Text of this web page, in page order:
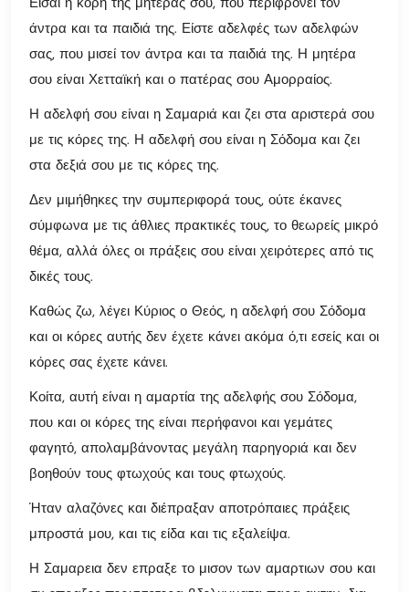
Είσαι η κόρη της μητέρας σου, που περιφρονεί τον
άντρα και τα παιδιά της. Είστε αδελφές των αδελφών
σας, που μισεί τον άντρα και τα παιδιά της. Η μητέρα
σου είναι Χετταϊκή και ο πατέρας σου Αμορραίος.
Η αδελφή σου είναι η Σαμαριά και ζει στα αριστερά σου
με τις κόρες της. Η αδελφή σου είναι η Σόδομα και ζει
στα δεξιά σου με τις κόρες της.
Δεν μιμήθηκες την συμπεριφορά τους, ούτε έκανες
σύμφωνα με τις άθλιες πρακτικές τους, το θεωρείς μικρό
θέμα, αλλά όλες οι πράξεις σου είναι χειρότερες από τις
δικές τους.
Καθώς ζω, λέγει Κύριος ο Θεός, η αδελφή σου Σόδομα
και οι κόρες αυτής δεν έχετε κάνει ακόμα ό,τι εσείς και οι
κόρες σας έχετε κάνει.
Κοίτα, αυτή είναι η αμαρτία της αδελφής σου Σόδομα,
που και οι κόρες της είναι περήφανοι και γεμάτες
φαγητό, απολαμβάνοντας μεγάλη παρηγοριά και δεν
βοηθούν τους φτωχούς και τους φτωχούς.
Ήταν αλαζόνες και διέπραξαν αποτρόπαιες πράξεις
μπροστά μου, και τις είδα και τις εξαλείψα.
Η Σαμαρεια δεν επραξε το μισον των αμαρτιων σου και